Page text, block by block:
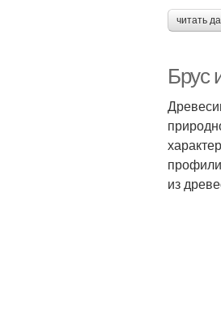
читать
Брус
из